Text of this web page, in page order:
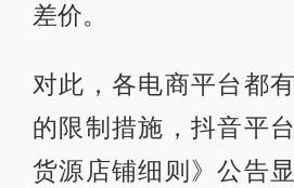
差价。
对此，各电商平台都
的限制措施，抖音平
货源店铺细则》公告